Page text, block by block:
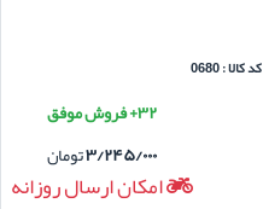
کد کالا : 0680
۳۲+ فروش موفق
۳/۲۴۵/۰۰۰تومان
امکان ارسال روزانه